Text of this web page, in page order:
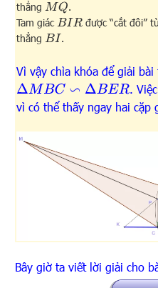
thẳng MQ
.
Tam giác BIR được “cắt đôi”
thẳng BI .
Vì vậy chìa khóa để giải
ΔMBC∽ΔB ER
.
vì có thể thấy ngay hai cặp
Bây giờ ta viết lời giải cho